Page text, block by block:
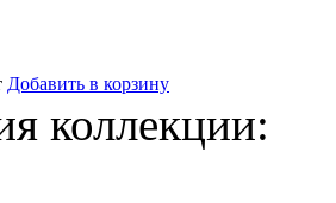
Добавить в корзину
коллекции: